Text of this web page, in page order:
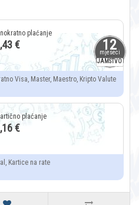
12
mjeseci
JAMSTVO
€
Visa, Master, Maestro, Kripto Valute
€
Kartice na rate